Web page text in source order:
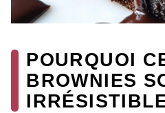
POURQUOI
BROWNIES